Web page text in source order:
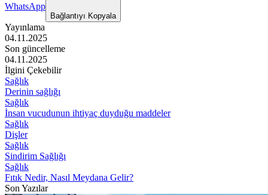
WhatsApp
Bağlantıyı Kopyala
Yayınlama
04.11.2025
Son güncelleme
04.11.2025
İlgini Çekebilir
Sağlık
Derinin sağlığı
Sağlık
İnsan vucudunun ihtiyaç duyduğu maddeler
Sağlık
Dişler
Sağlık
Sindirim Sağlığı
Sağlık
Fıtık Nedir, Nasıl Meydana Gelir?
Son Yazılar